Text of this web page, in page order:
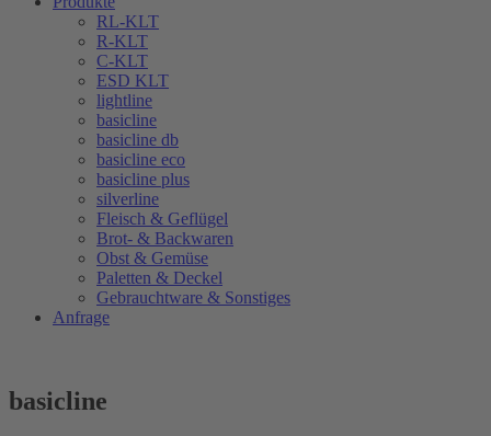
RL-KLT
R-KLT
C-KLT
ESD KLT
lightline
basicline
basicline db
basicline eco
basicline plus
silverline
Fleisch & Geflügel
Brot- & Backwaren
Obst & Gemüse
Paletten & Deckel
Gebrauchtware & Sonstiges
Anfrage
basicline